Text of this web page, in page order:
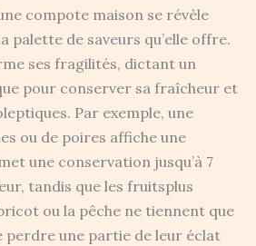
compote maison se révèle
palette de saveurs qu’elle offre.
ses fragilités, dictant un
pour conserver sa fraîcheur et
Par exemple, une
ou de poires affiche une
une conservation jusqu’à 7
tandis que les fruitsplus
ou la pêche ne tiennent que
perdre une partie de leur éclat